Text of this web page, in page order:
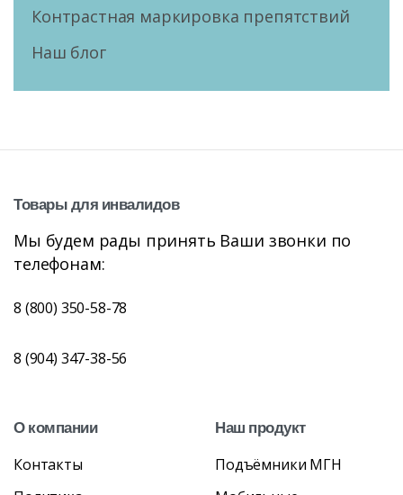
Контрастная маркировка препятствий
Наш блог
Товарыдля инвалидов
Мы будем рады принять Ваши звонки по
телефонам:
8 (800) 350-58-78
8 (904) 347-38-56
Окомпании
Контакты
Наш продукт
Подъёмники МГН